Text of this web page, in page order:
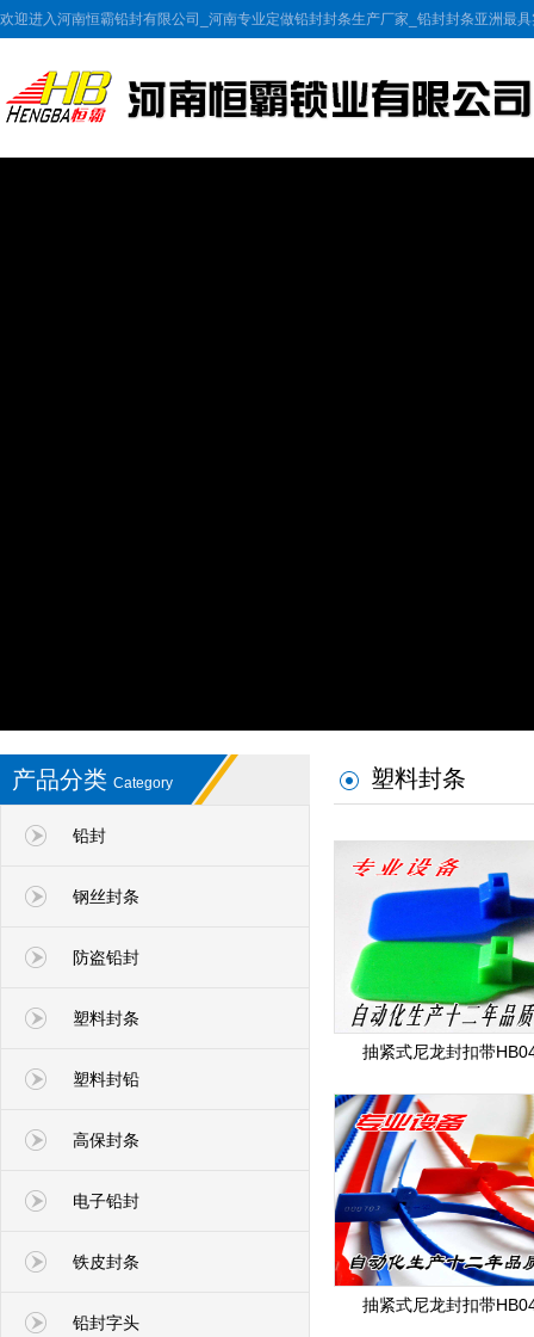
欢迎进入河南恒霸铅封有限公司_河南专业定做铅封封条生产厂家_铅封封条亚洲最
产品分类 Category
铅封
钢丝封条
防盗铅封
塑料封条
塑料封铅
高保封条
电子铅封
铁皮封条
铅封字头
塑料封条
抽紧式尼龙封扣带
抽紧式尼龙封扣带